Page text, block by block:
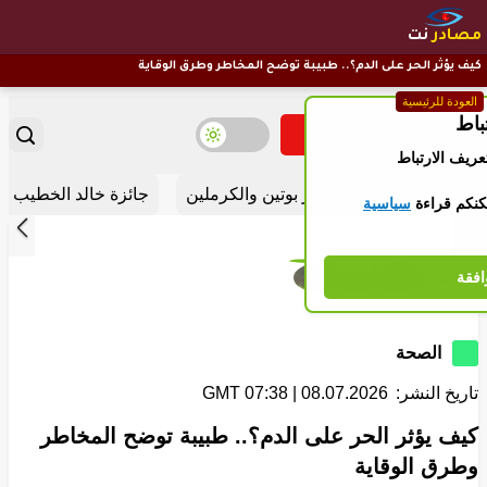
مصادرنت
العودة للرئيسية
كيف يؤثر الحر على الدم؟.. طبيبة توضح المخاطر وطرق الوقاية